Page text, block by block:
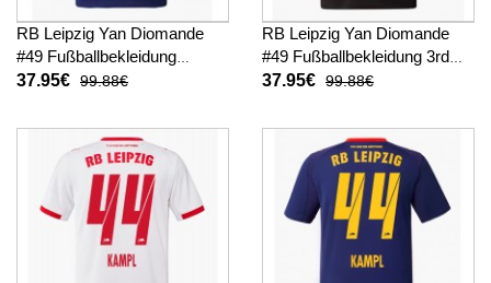
RB Leipzig Yan Diomande
#49 Fußballbekleidung
Auswärtstrikot 2025-26
37.95€ 99.88€
RB Leipzig Yan Diomande
#49 Fußballbekleidung 3rd
trikot 2025-26 Kurzarm
37.95€ 99.88€